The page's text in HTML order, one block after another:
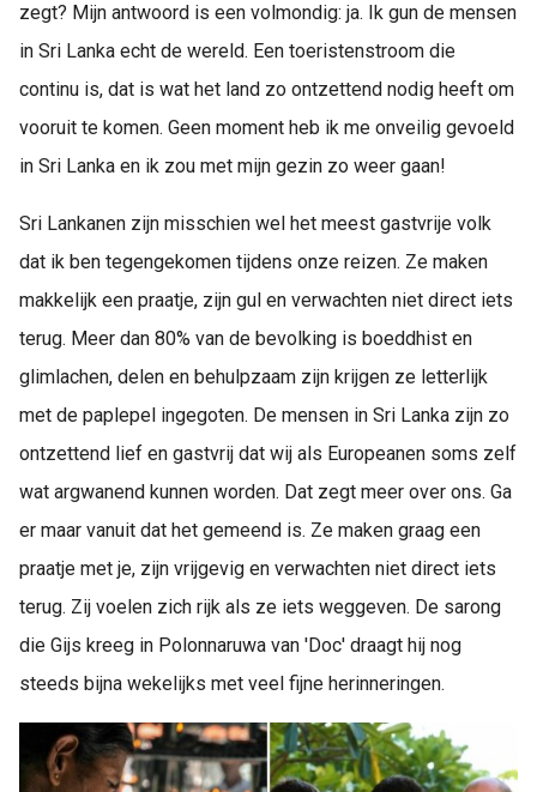
zegt? Mijn antwoord is een volmondig: ja. Ik gun de mensen
in Sri Lanka echt de wereld. Een toeristenstroom die
continu is, dat is wat het land zo ontzettend nodig heeft om
vooruit te komen. Geen moment heb ik me onveilig gevoeld
in Sri Lanka en ik zou met mijn gezin zo weer gaan!
Sri Lankanen zijn misschien wel het meest gastvrije volk
dat ik ben tegengekomen tijdens onze reizen. Ze maken
makkelijk een praatje, zijn gul en verwachten niet direct iets
terug. Meer dan 80% van de bevolking is boeddhist en
glimlachen, delen en behulpzaam zijn krijgen ze letterlijk
met de paplepel ingegoten. De mensen in Sri Lanka zijn zo
ontzettend lief en gastvrij dat wij als Europeanen soms zelf
wat argwanend kunnen worden. Dat zegt meer over ons. Ga
er maar vanuit dat het gemeend is. Ze maken graag een
praatje met je, zijn vrijgevig en verwachten niet direct iets
terug. Zij voelen zich rijk als ze iets weggeven. De sarong
die Gijs kreeg in Polonnaruwa van 'Doc' draagt hij nog
steeds bijna wekelijks met veel fijne herinneringen.